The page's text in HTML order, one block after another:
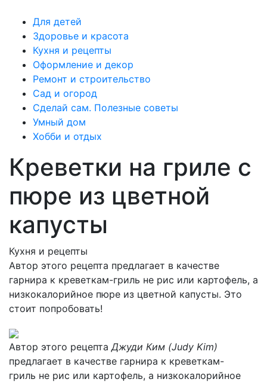
Для детей
Здоровье и красота
Кухня и рецепты
Оформление и декор
Ремонт и строительство
Сад и огород
Сделай сам. Полезные советы
Умный дом
Хобби и отдых
Креветки на гриле с
пюре из цветной
капусты
Кухня и рецепты
Автор этого рецепта предлагает в качестве
гарнира к креветкам-гриль не рис или картофель, а
низкокалорийное пюре из цветной капусты. Это
стоит попробовать!
Автор этого рецептаДжуди Ким (Judy Kim)
предлагает в качестве гарнира к креветкам-
гриль не рис или картофель, а низкокалорийное